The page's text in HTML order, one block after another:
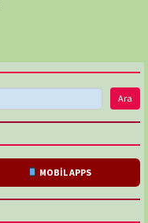
Ara
MOBİL APPS